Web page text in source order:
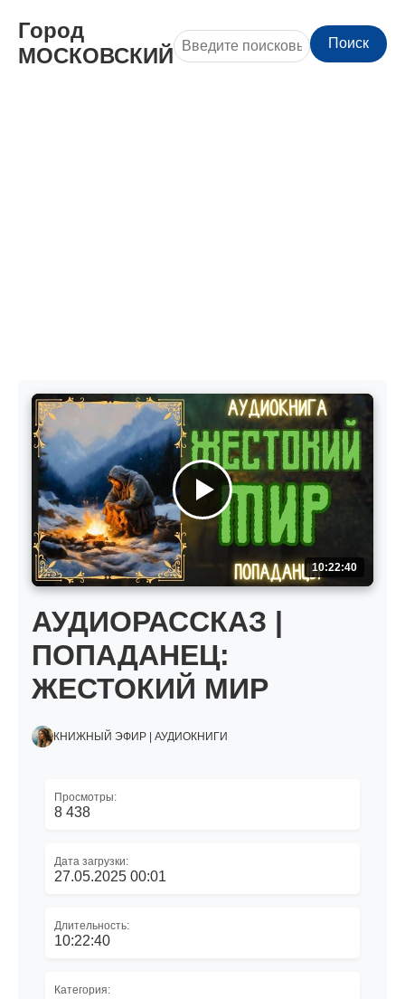
Город
МОСКОВСКИЙ
Поиск
10:22:40
АУДИОРАССКАЗ |
ПОПАДАНЕЦ:
ЖЕСТОКИЙ МИР
КНИЖНЫЙ ЭФИР | АУДИОКНИГИ
Просмотры:
8 438
Дата загрузки:
27.05.2025 00:01
Длительность:
10:22:40
Категория: